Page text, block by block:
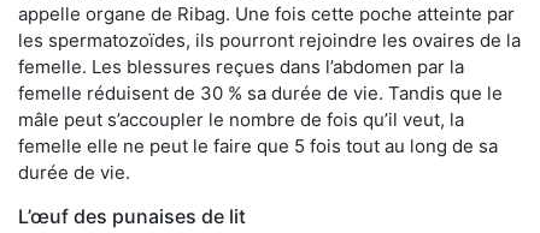
appelle organe de Ribag. Une fois cette poche atteinte par
les spermatozoïdes, ils pourront rejoindre les ovaires de la
femelle. Les blessures reçues dans l’abdomen par la
femelle réduisent de 30 % sa durée de vie. Tandis que le
mâle peut s’accoupler le nombre de fois qu’il veut, la
femelle elle ne peut le faire que 5 fois tout au long de sa
durée de vie.
L’œuf des punaises de lit